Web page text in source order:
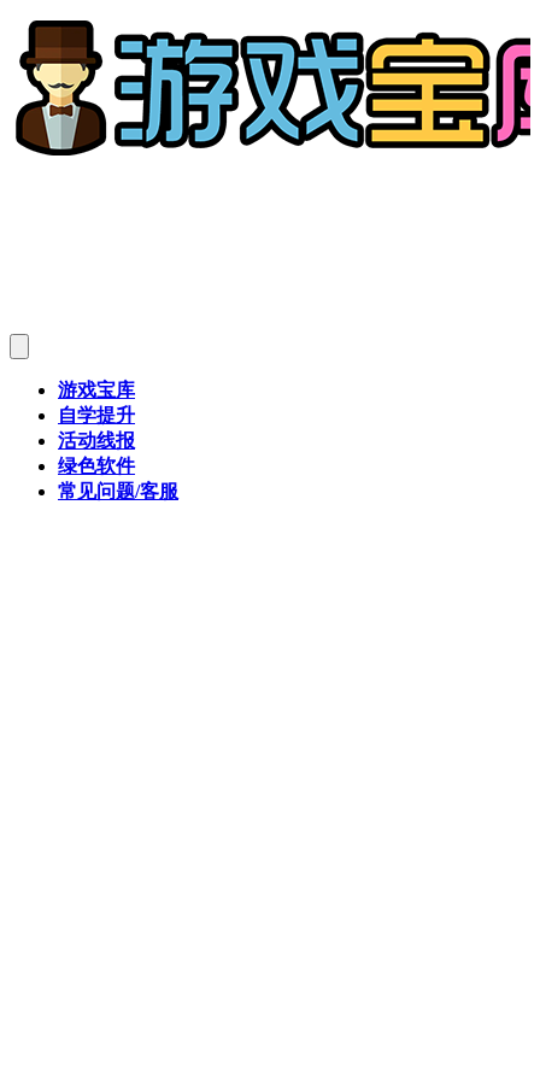
游戏宝库
自学提升
活动线报
绿色软件
常见问题/客服